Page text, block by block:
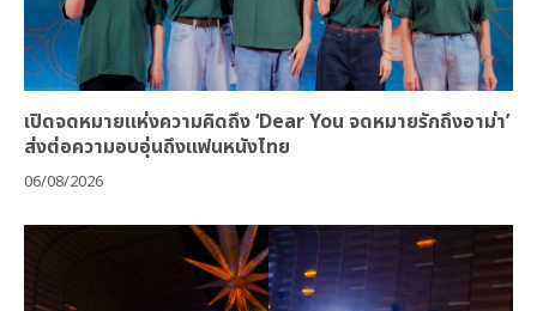
เปิดจดหมายแห่งความคิดถึง ‘Dear You จดหมายรักถึงอาม่า’
ส่งต่อความอบอุ่นถึงแฟนหนังไทย
06/08/2026